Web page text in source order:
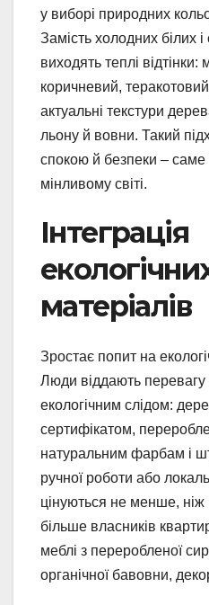
у виборі природних
Замість холодних білих
виходять теплі відтінки:
коричневий,
актуальні текстури
льону й вовни. Такий
спокою й безпеки – саме
мінливому світі.
Інтеграція
матеріалів
Зростає попит на
Люди віддають перевагу
екологічним слідом:
сертифікатом,
натуральним фарбам і
ручної роботи або
цінуються не менше, ніж
більше власників
меблі з переробленої
органічної бавовни,